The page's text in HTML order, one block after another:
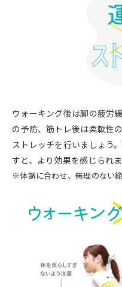
ウォーキング後は脚の疲労
の予防、筋トレ後は柔軟性
ストレッチを行いましょう
すと、より効果を感じられま
※体調に合わせ、無理のない範